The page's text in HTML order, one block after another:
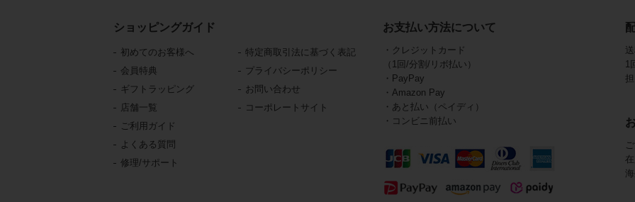
ショッピングガイド
初めてのお客様へ
会員特典
ギフトラッピング
店舗一覧
ご利用ガイド
よくある質問
修理/サポート
特定商取引法に基づく表記
プライバシーポリシー
お問い合わせ
コーポレートサイト
お支払い方法について
・クレジットカード
（1回/分割/リボ払い）
・PayPay
・Amazon Pay
・あと払い（ペイディ）
・コンビニ前払い
1